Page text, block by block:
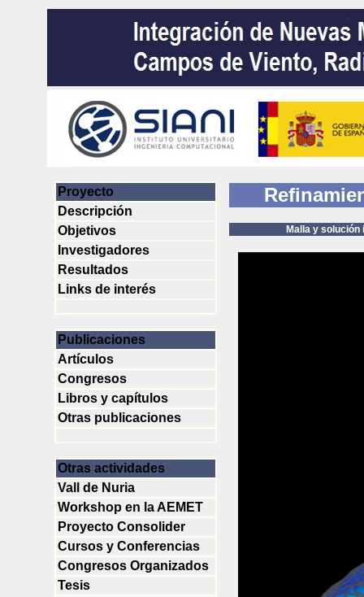
Proyecto
Descripción
Objetivos
Investigadores
Resultados
Links de interés
Publicaciones
Artículos
Congresos
Libros y capítulos
Otras publicaciones
Otras actividades
Vall de Nuria
Workshop en la AEMET
Proyecto Consolider
Cursos y Conferencias
Congresos Organizados
Tesis
Malla y solución